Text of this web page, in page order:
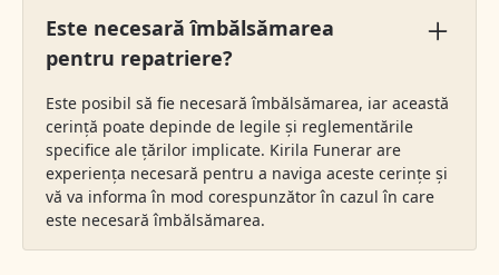
Este necesară îmbălsămarea
pentru repatriere?
Este posibil să fie necesară îmbălsămarea, iar această
cerință poate depinde de legile și reglementările
specifice ale țărilor implicate. Kirila Funerar are
experiența necesară pentru a naviga aceste cerințe și
vă va informa în mod corespunzător în cazul în care
este necesară îmbălsămarea.